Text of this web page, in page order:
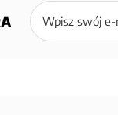
Zapisz
się
newslettera